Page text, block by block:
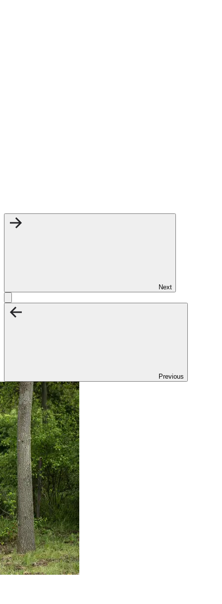
Next
Previous